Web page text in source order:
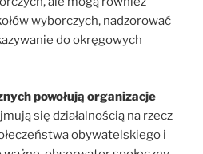
wyborczych, nadzorować
do okręgowych
powołują organizacje
się działalnością na rzecz
obywatelskiego i